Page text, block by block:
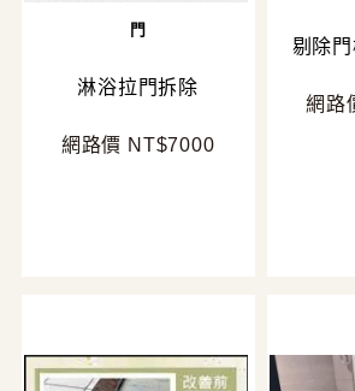
門
淋浴拉門拆除
網路價 NT$7000
剔除
網路